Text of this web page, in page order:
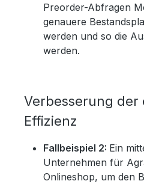
Preorder-Abfragen
genauere
werden und so die
werden.
Verbesserung der
Effizienz
Fallbeispiel 2: Ein
Unternehmen für
Onlineshop, um den